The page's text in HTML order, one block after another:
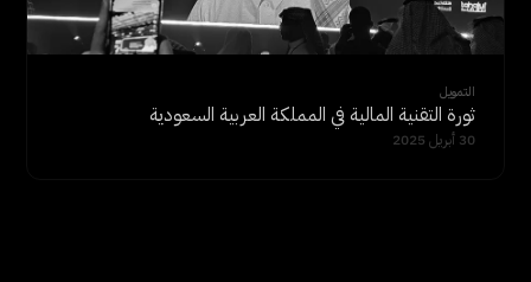
التمويل
ثورة التقنية المالية في المملكة العربية السعودية
30 أبريل 2025